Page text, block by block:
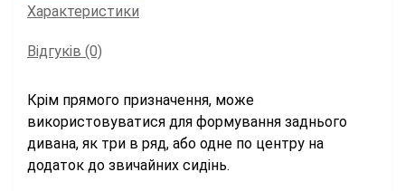
Характеристики
Відгуків (0)
Крім прямого призначення, може
використовуватися для формування заднього
дивана, як три в ряд, або одне по центру на
додаток до звичайних сидінь.